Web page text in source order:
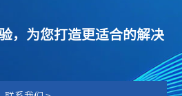
，为您打造更适合的解决